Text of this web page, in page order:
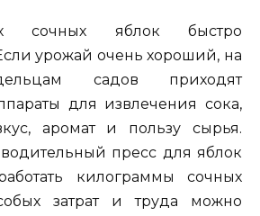
сочных яблок быстро
урожай очень хороший, на
садов приходят
для извлечения сока,
аромат и пользу сырья.
пресс для яблок
килограммы сочных
затрат и труда можно